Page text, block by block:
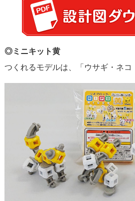
◎ミニキット黄
つくれるモデルは、「ウサギ・ネコ